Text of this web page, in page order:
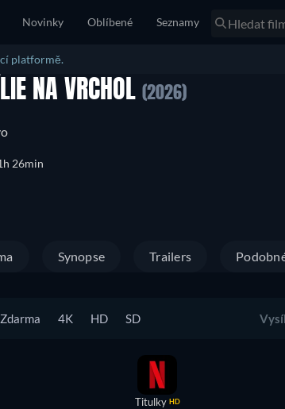
Novinky Oblíbené Seznamy
platformě.
NA VRCHOL (2026)
26min
Synopse Trailers
Zdarma 4K HD SD
Titulky HD